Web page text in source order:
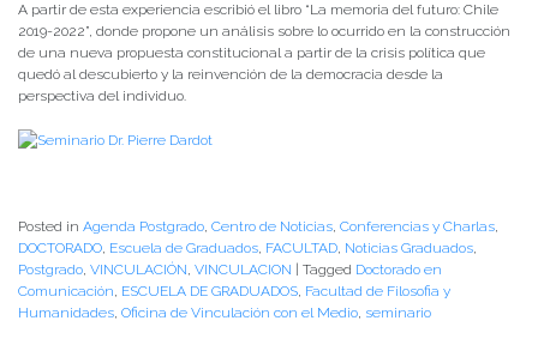
A partir de esta experiencia escribió el libro ­“La memoria del futuro: Chile
2019-2022”, donde propone un análisis sobre lo ocurrido en la construcción
de una nueva propuesta constitucional a partir de la crisis política que
quedó al descubierto y la reinvención de la democracia desde la
perspectiva del individuo.
Posted in Agenda Postgrado, Centro de Noticias, Conferencias y Charlas,
DOCTORADO, Escuela de Graduados, FACULTAD, Noticias Graduados,
Postgrado, VINCULACIÓN, VINCULACION Tagged Doctorado en
Comunicación, ESCUELA DE GRADUADOS, Facultad de Filosofia y
Humanidades, Oficina de Vinculación con el Medio, seminario